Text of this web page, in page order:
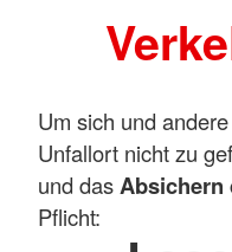
Um sich und
Unfallort nicht zu
und dasAbsichern
Pflicht: